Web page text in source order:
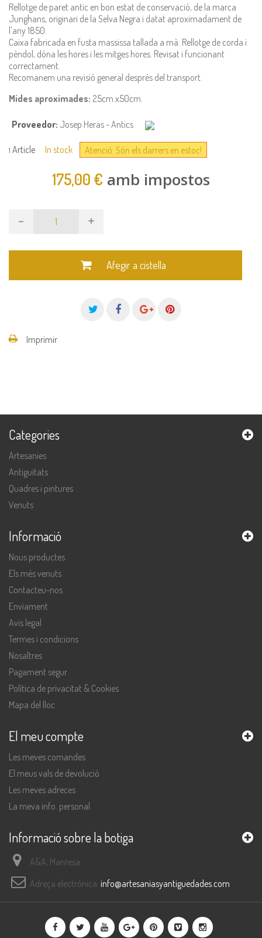
Rellotge de paret antic en bon estat de conservació, de la marca
Junghans, originari de la Selva Negra i datat aproximadament de
l'any 1850.
Caixa fabricada en fusta massissa tallada a mà. Rellotge de corda i
pèndol, dóna les hores i les mitges hores. Revisat i funcionant
correctament.
Recomanem una revisió general després del transport.
Mides aproximades: 25cm.x50cm.
Proveedor: Josep Heras - Antics
1 Article In stock Atenció: Són els darrers en estoc!
175,00 € amb impostos
- +
Afegir a cistella
Imprimir
Categories
Artesanies
Antiguitats
Quadres i pintures
Venuts
Informació
Nous productes
Els més venuts
Contacteu-nos
Enviament
Avís legal
Termes i condicions
Nosaltres
Pagament segur
Política de privacitat & Cookies
Mapa del lloc
El meu compte
Les meves comandes
El meus vals de devolució
Les meves adreces
La meva info. personal
Informació sobre la botiga
A&A, Manresa
Adreça electrònica: info@artesaniasyantiguedades.com